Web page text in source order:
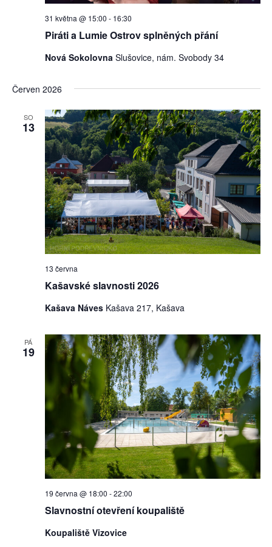
Piráti a Lumie Ostrov splněných přání
31 května @ 15:00 - 16:30
Nová Sokolovna Slušovice, nám. Svobody 34
Červen 2026
SO
13
Kašavské slavnosti 2026
13 června
Kašava Náves Kašava 217, Kašava
PÁ
19
Slavnostní otevření koupaliště
19 června @ 18:00 -22:00
Koupaliště Vizovice